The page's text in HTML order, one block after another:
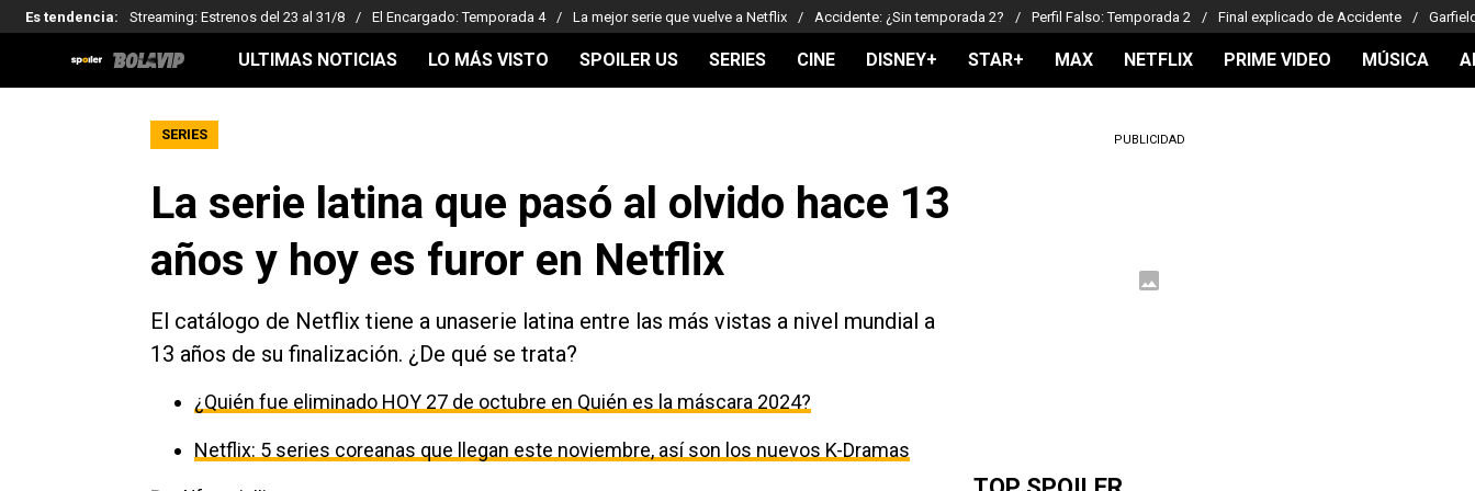
Es tendencia: Streaming: Estrenos del 23 al 31/8 El Encargado: Temporada 4 La mejor serie que vuelve a Netflix Accidente: ¿Sin temporada 2? Perfil Falso: Temporada 2 Final explicado de Accidente
ULTIMAS NOTICIAS LO MÁS VISTO SPOILER US SERIES CINE DISNEY+ STAR+ MAX NETFLIX PRIME VIDEO MÚSICA
SERIES
La serie latina que pasó al olvido hace 13
años y hoy es furor en Netflix
El catálogo de Netflix tiene a unaserie latina entre las más vistas a nivel mundial a
13 años de su finalización. ¿De qué se trata?
¿Quién fue eliminado HOY 27 de octubre en Quién es la máscara 2024?
Netflix: 5 series coreanas que llegan este noviembre, así son los nuevos K-Dramas
PUBLICIDAD